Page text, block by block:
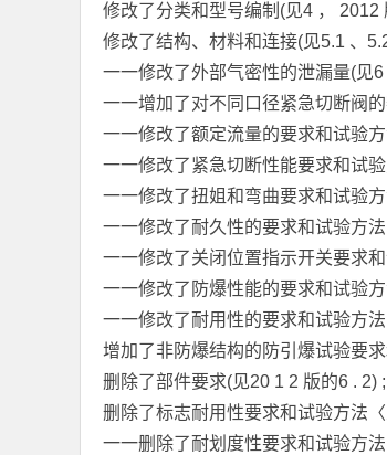
修改了分类和型号编制(见4 ， 2012
修改了结构、材料和连接(见5.1 、
一一修改了外部气密性的泄漏量(见
一一增加了对不同口径紧急切断阀
一一修改了额定流量的要求和试验
一一修改了紧急切断性能要求和试
一一修改了扭姐和弯曲要求和试验
一一修改了耐久性的要求和试验方
一一修改了关闭位置指示开关要求
一一修改了防爆性能的要求和试验
一一修改了耐用性的要求和试验方
增加了非防爆结构的防引爆试验要
删除了部件要求(见20 1 2 版的6 . 2) ;
删除了标志耐用性要求和试验方法
一一删除了耐划度性要求和试验方